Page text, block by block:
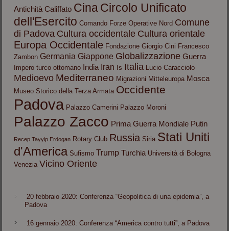
Antichità Califfato CinaCircolo Unificato
dell'Esercito Comando Forze Operative Nord Comune
di Padova Cultura occidentale Cultura orientale
Europa Occidentale Fondazione Giorgio Cini Francesco
Zambon Germania Giappone Globalizzazione Guerra
Impero turco ottomano India Iran Is Italia Lucio Caracciolo
Medioevo Mediterraneo Migrazioni Mitteleuropa Mosca
Museo Storico della Terza Armata Occidente
Padova Palazzo Camerini Palazzo Moroni
Palazzo Zacco Prima Guerra Mondiale Putin
Recep Tayyip Erdogan Rotary Club Russia Siria Stati Uniti
d'America Sufismo Trump Turchia Università di Bologna
Venezia Vicino Oriente
20 febbraio 2020: Conferenza “Geopolitica di una epidemia”, a
Padova
16 gennaio 2020: Conferenza “America contro tutti”, a Padova